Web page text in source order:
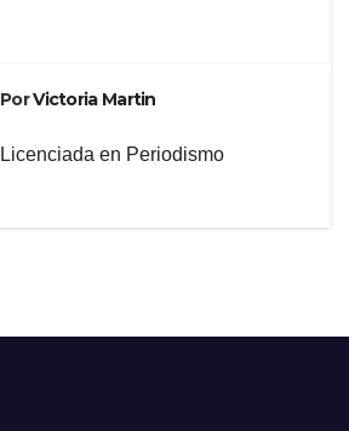
PorVictoria Martin
Licenciada en Periodismo